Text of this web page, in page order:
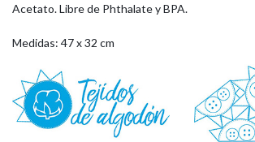
Acetato. Libre de Phthalate y BPA.
Medidas: 47 x 32 cm